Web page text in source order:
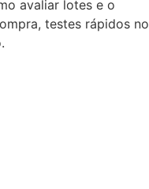
avaliar lotes e o
testes rápidos no